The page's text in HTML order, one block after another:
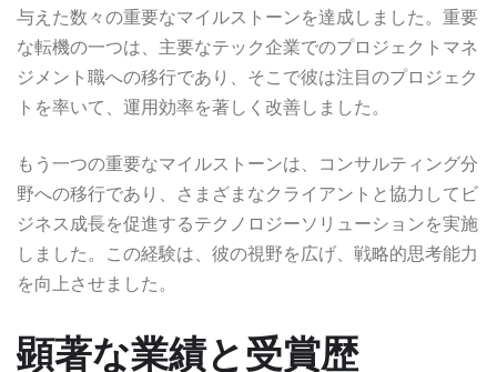
与えた数々の重要なマイルストーンを達成しました。重要
な転機の一つは、主要なテック企業でのプロジェクトマネ
ジメント職への移行であり、そこで彼は注目のプロジェク
トを率いて、運用効率を著しく改善しました。
もう一つの重要なマイルストーンは、コンサルティング分
野への移行であり、さまざまなクライアントと協力してビ
ジネス成長を促進するテクノロジーソリューションを実施
しました。この経験は、彼の視野を広げ、戦略的思考能力
を向上させました。
顕著な業績と受賞歴